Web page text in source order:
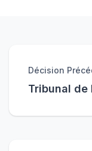
Décision
Tribunal de